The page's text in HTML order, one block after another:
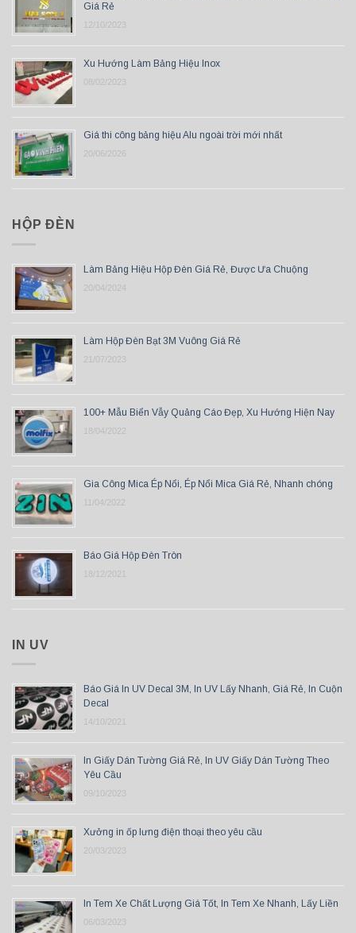
Giá Rẻ
12/10/2023
Xu Hướng Làm Bảng Hiệu Inox
08/02/2023
Giá thi công bảng hiệu Alu ngoài trời mới nhất
20/06/2026
HỘP ĐÈN
Làm Bảng Hiệu Hộp Đèn Giá Rẻ, Được Ưa Chuộng
20/04/2024
Làm Hộp Đèn Bạt 3M Vuông Giá Rẻ
21/07/2023
100+ Mẫu Biển Vẫy Quảng Cáo Đẹp, Xu Hướng Hiện Nay
18/04/2022
Gia Công Mica Ép Nổi, Ép Nổi Mica Giá Rẻ, Nhanh chóng
11/04/2022
Báo Giá Hộp Đèn Tròn
18/12/2021
IN UV
Báo Giá In UV Decal 3M, In UV Lấy Nhanh, Giá Rẻ, In Cuộn
Decal
14/10/2021
In Giấy Dán Tường Giá Rẻ, In UV Giấy Dán Tường Theo
Yêu Cầu
09/10/2023
Xưởng in ốp lưng điện thoại theo yêu cầu
20/03/2023
In Tem Xe Chất Lượng Giá Tốt, In Tem Xe Nhanh, Lấy Liền
06/03/2023